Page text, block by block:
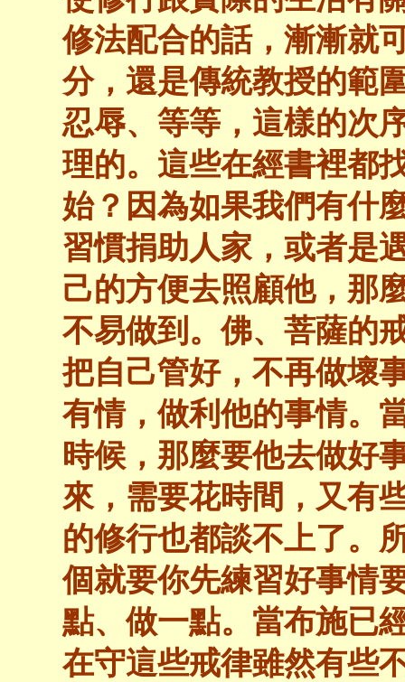
修法配合的話，漸漸就
分，還是傳統教授的範
忍辱、等等，這樣的次
理的。這些在經書裡都
始？因為如果我們有什
習慣捐助人家，或者是
己的方便去照顧他，那
不易做到。佛、菩薩的
把自己管好，不再做壞
有情，做利他的事情。
時候，那麼要他去做好
來，需要花時間，又有
的修行也都談不上了。
個就要你先練習好事情
點、做一點。當布施已
在守這些戒律雖然有些